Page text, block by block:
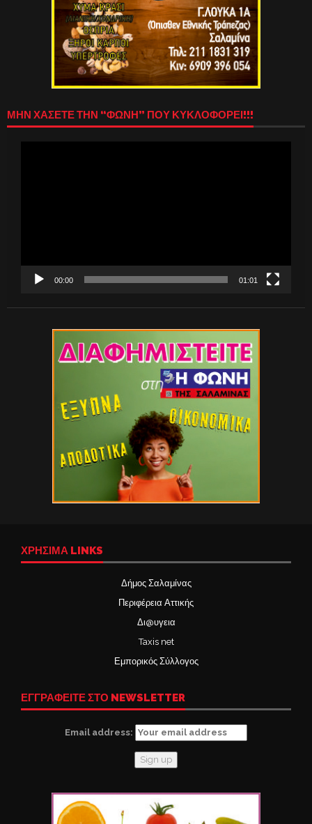
ΜΗΝ ΧΑΣΕΤΕ ΤΗΝ “ΦΩΝΗ” ΠΟΥ ΚΥΚΛΟΦΟΡΕΙ!!!
00:00 01:01
ΧΡΉΣΙΜΑ LINKS
Δήμος Σαλαμίνας
Περιφέρεια Αττικής
Δι@υγεια
Taxis net
Εμπορικός Σύλλογος
ΕΓΓΡΑΦΕΙΤΕ ΣΤΟ NEWSLETTER
Email address: